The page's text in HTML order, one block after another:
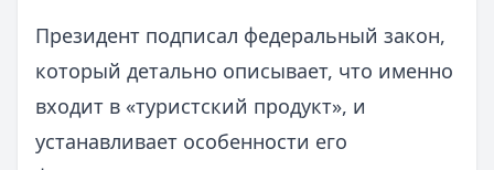
Президент подписал федеральный закон,
который детально описывает, что именно
входит в «туристский продукт», и
устанавливает особенности его